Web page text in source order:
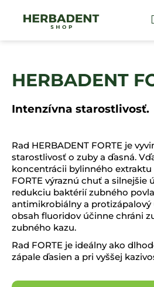
HERBADENT
Intenzívna starostlivosť.
Rad HERBADENT FORTE je
starostlivosť o zuby a ďasná.
koncentrácii bylinného
FORTE výraznú chuť a silnejšie
redukciu baktérií zubného
antimikrobiálny a protizápalový
obsah fluoridov účinne chráni
zubného kazu.
Rad FORTE je ideálny ako
zápale ďasien a pri vyššej
Späť
Späť
o
o
r
e
b
u
j
e
t
e
n
á